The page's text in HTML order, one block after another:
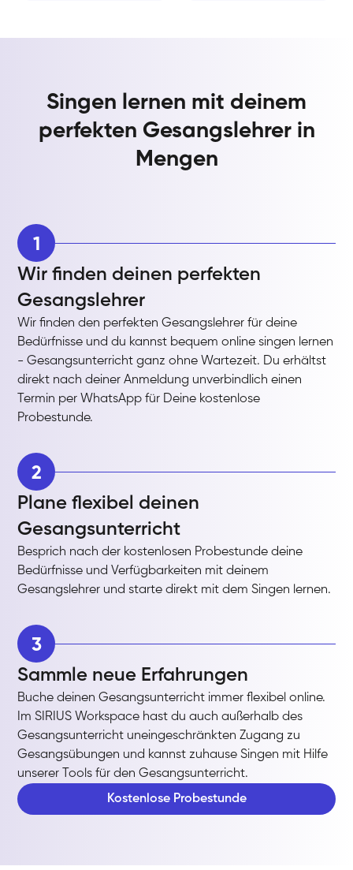
Singen lernen mit deinem
perfekten Gesangslehrer in
Mengen
1
Wir finden deinen perfekten
Gesangslehrer
Wir finden den perfekten Gesangslehrer für deine
Bedürfnisse und du kannst bequem online singen lernen
- Gesangsunterricht ganz ohne Wartezeit. Du erhältst
direkt nach deiner Anmeldung unverbindlich einen
Termin per WhatsApp für Deine kostenlose
Probestunde.
2
Plane flexibel deinen
Gesangsunterricht
Besprich nach der kostenlosen Probestunde deine
Bedürfnisse und Verfügbarkeiten mit deinem
Gesangslehrer und starte direkt mit dem Singen lernen.
3
Sammle neue Erfahrungen
Buche deinen Gesangsunterricht immer flexibel online.
Im SIRIUS Workspace hast du auch außerhalb des
Gesangsunterricht uneingeschränkten Zugang zu
Gesangsübungen und kannst zuhause Singen mit Hilfe
unserer Tools für den Gesangsunterricht.
Kostenlose Probestunde